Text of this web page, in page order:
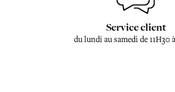
Service client
du lundi au samedi de 11H30